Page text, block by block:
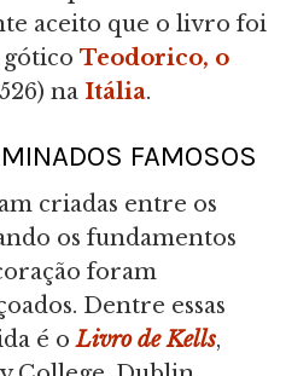
aceito que o livro foi
Teodorico, o
na Itália.
FAMOSOS
criadas entre os
os fundamentos
foram
Dentre essas
é oLivro de Kells,